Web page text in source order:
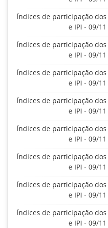
Índices de participação
e IPI - 09/
Índices de participação
e IPI - 09/
Índices de participação
e IPI - 09/
Índices de participação
e IPI - 09/
Índices de participação
e IPI - 09/
Índices de participação
e IPI - 09/
Índices de participação
e IPI - 09/
Índices de participação
e IPI - 09/